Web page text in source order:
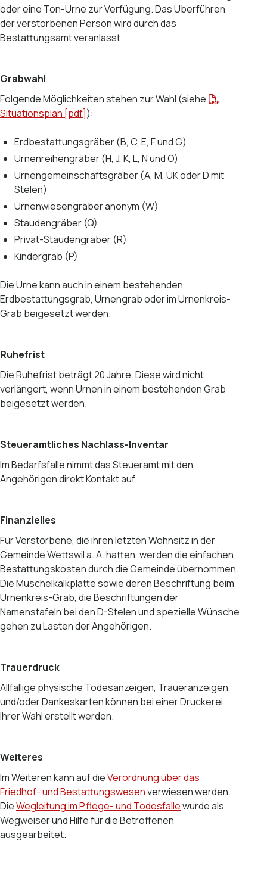
oder eine Ton-Urne zur Verfügung. Das Überführen
der verstorbenen Person wird durch das
Bestattungsamt veranlasst.
Grabwahl
Folgende Möglichkeiten stehen zur Wahl (siehe
Situationsplan [pdf]):
Erdbestattungsgräber (B, C, E, F und G)
Urnenreihengräber (H, J, K, L, N und O)
Urnengemeinschaftsgräber (A, M, UK oder D mit
Stelen)
Urnenwiesengräber anonym (W)
Staudengräber (Q)
Privat-Staudengräber (R)
Kindergrab (P)
Die Urne kann auch in einem bestehenden
Erdbestattungsgrab, Urnengrab oder im Urnenkreis-
Grab beigesetzt werden.
Ruhefrist
Die Ruhefrist beträgt 20 Jahre. Diese wird nicht
verlängert, wenn Urnen in einem bestehenden Grab
beigesetzt werden.
Steueramtliches Nachlass-Inventar
Im Bedarfsfalle nimmt das Steueramt mit den
Angehörigen direkt Kontakt auf.
Finanzielles
Für Verstorbene, die ihren letzten Wohnsitz in der
Gemeinde Wettswil a. A. hatten, werden die einfachen
Bestattungskosten durch die Gemeinde übernommen.
Die Muschelkalkplatte sowie deren Beschriftung beim
Urnenkreis-Grab, die Beschriftungen der
Namenstafeln bei den D-Stelen und spezielle Wünsche
gehen zu Lasten der Angehörigen.
Trauerdruck
Allfällige physische Todesanzeigen, Traueranzeigen
und/oder Dankeskarten können bei einer Druckerei
Ihrer Wahl erstellt werden.
Weiteres
Im Weiteren kann auf dieVerordnung über das
Friedhof- und Bestattungswesenverwiesen werden.
DieWegleitung im Pflege- und Todesfallewurde als
Wegweiser und Hilfe für die Betroffenen
ausgearbeitet.